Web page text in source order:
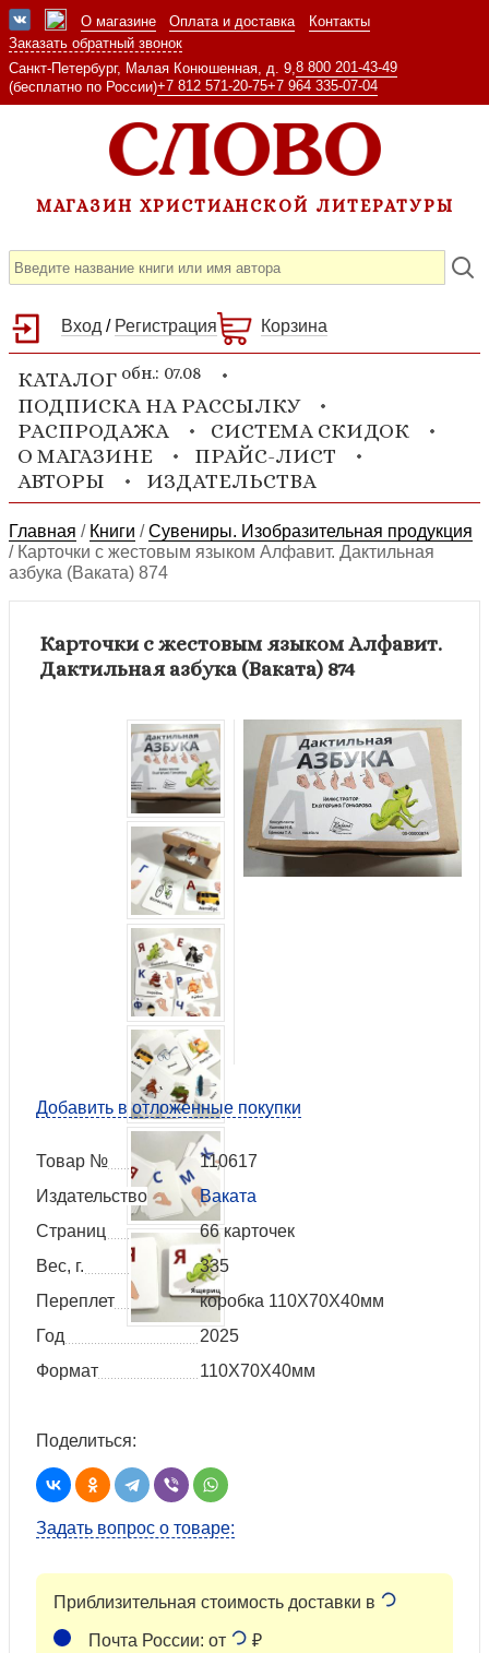
О магазине Оплата и доставка
Контакты
Заказать обратный звонок
Санкт-Петербург, Малая Конюшенная, д. 9, 8 800 201-43-49
(бесплатно по России)+7 812 571-20-75+7 964 335-07-04
МАГАЗИН ХРИСТИАНСКОЙ ЛИТЕРАТУРЫ
Вход / Регистрация Корзина
КАТАЛОГ обн.: 07.08
ПОДПИСКА НА РАССЫЛКУ
РАСПРОДАЖА
СИСТЕМА СКИДОК
О МАГАЗИНЕ
ПРАЙС-ЛИСТ
АВТОРЫ
ИЗДАТЕЛЬСТВА
Главная / Книги /Сувениры. Изобразительная продукция
/ Карточки с жестовым языком Алфавит. Дактильная
азбука (Ваката) 874
Карточки с жестовым языком Алфавит.
Дактильная азбука (Ваката) 874
Добавить в отложенные покупки
Товар №
110617
Издательство
Ваката
Страниц
66 карточек
Вес, г.
335
Переплет
коробка 110Х70Х40мм
Год
2025
Формат
110Х70Х40мм
Поделиться:
Задать вопрос о товаре:
Приблизительная стоимость доставки в
Почта России: от ₽